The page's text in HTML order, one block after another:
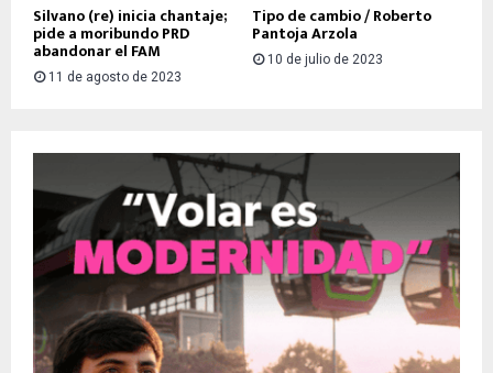
Silvano (re) inicia chantaje;
pide a moribundo PRD
abandonar el FAM
11 de agosto de 2023
Tipo de cambio / Roberto
Pantoja Arzola
10 de julio de 2023